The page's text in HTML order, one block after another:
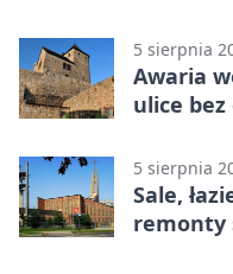
5 sierpnia
Awaria
ulice
5 sierpnia
Sale,
remonty